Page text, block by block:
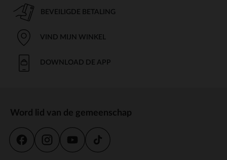
BEVEILIGDE BETALING
VIND MIJN WINKEL
DOWNLOAD DE APP
Word lid van de gemeenschap